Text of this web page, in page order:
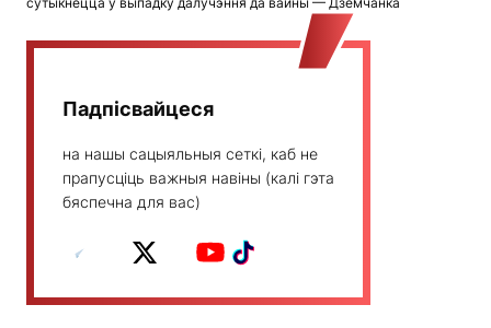
Падпісвайцеся
на нашы сацыяльныя сеткі, каб не
прапусціць важныя навіны (калі гэта
бяспечна для вас)